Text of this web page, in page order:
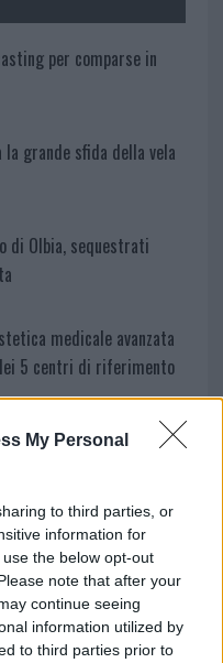
My Personal
to third parties, or
information for
the below opt-out
note that after your
continue seeing
information utilized by
to third parties prior to
per comparse in
grande sfida della vela
di Olbia, sequestrati
medicale avanzata
5 centri di riferimento
arriva il Campo Base:
Palau: grande
racconto
centro accoglienza
gravissimi”